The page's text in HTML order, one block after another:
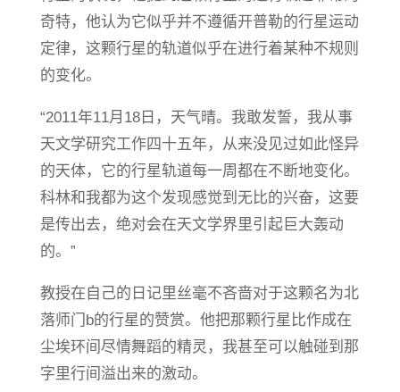
奇特，他认为它似乎并不遵循开普勒的行星运动
定律，这颗行星的轨道似乎在进行着某种不规则
的变化。
“2011年11月18日，天气晴。我敢发誓，我从事
天文学研究工作四十五年，从来没见过如此怪异
的天体，它的行星轨道每一周都在不断地变化。
科林和我都为这个发现感觉到无比的兴奋，这要
是传出去，绝对会在天文学界里引起巨大轰动
的。”
教授在自己的日记里丝毫不吝啬对于这颗名为北
落师门b的行星的赞赏。他把那颗行星比作成在
尘埃环间尽情舞蹈的精灵，我甚至可以触碰到那
字里行间溢出来的激动。